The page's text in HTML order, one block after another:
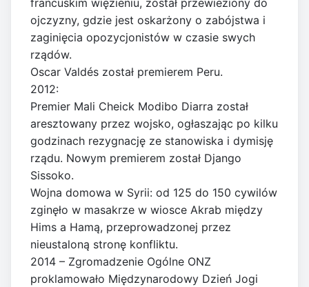
francuskim więzieniu, został przewieziony do
ojczyzny, gdzie jest oskarżony o zabójstwa i
zaginięcia opozycjonistów w czasie swych
rządów.
Oscar Valdés został premierem Peru.
2012:
Premier Mali Cheick Modibo Diarra został
aresztowany przez wojsko, ogłaszając po kilku
godzinach rezygnację ze stanowiska i dymisję
rządu. Nowym premierem został Django
Sissoko.
Wojna domowa w Syrii: od 125 do 150 cywilów
zginęło w masakrze w wiosce Akrab między
Hims a Hamą, przeprowadzonej przez
nieustaloną stronę konfliktu.
2014 – Zgromadzenie Ogólne ONZ
proklamowało Międzynarodowy Dzień Jogi